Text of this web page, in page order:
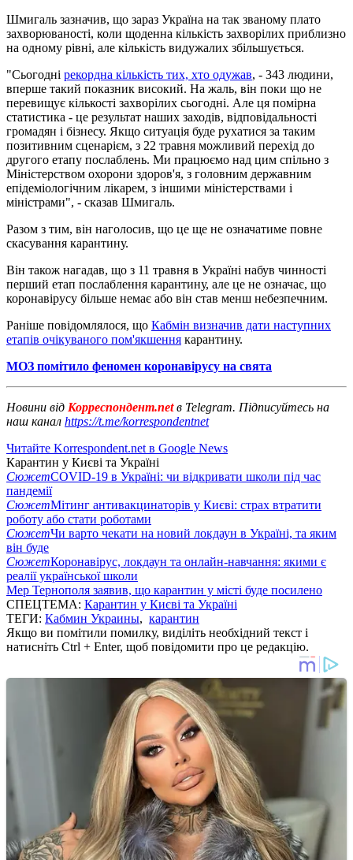
Шмигаль зазначив, що зараз Україна на так званому плато
захворюваності, коли щоденна кількість захворілих приблизно
на одному рівні, але кількість видужалих збільшується.
"Сьогодні рекордна кількість тих, хто одужав, - 343 людини,
вперше такий показник високий. На жаль, він поки що не
перевищує кількості захворілих сьогодні. Але ця помірна
статистика - це результат наших заходів, відповідальності
громадян і бізнесу. Якщо ситуація буде рухатися за таким
позитивним сценарієм, з 22 травня можливий перехід до
другого етапу послаблень. Ми працюємо над цим спільно з
Міністерством охорони здоров'я, з головним державним
епідеміологічним лікарем, з іншими міністерствами і
міністрами", - сказав Шмигаль.
Разом з тим, він наголосив, що це ще не означатиме повне
скасування карантину.
Він також нагадав, що з 11 травня в Україні набув чинності
перший етап послаблення карантину, але це не означає, що
коронавірусу більше немає або він став менш небезпечним.
Раніше повідомлялося, що Кабмін визначив дати наступних
етапів очікуваного пом'якшення карантину.
МОЗ помітило феномен коронавірусу на свята
Новини від Корреспондент.netв Telegram. Підписуйтесь на
наш канал https://t.me/korrespondentnet
Читайте Korrespondent.net в Google News
Карантин у Києві та Україні
СюжетCOVID-19 в Україні: чи відкривати школи під час
пандемії
СюжетМітинг антивакцинаторів у Києві: страх втратити
роботу або стати роботами
СюжетЧи варто чекати на новий локдаун в Україні, та яким
він буде
СюжетКоронавірус, локдаун та онлайн-навчання: якими є
реалії української школи
Мер Тернополя заявив, що карантин у місті буде посилено
СПЕЦТЕМА: Карантин у Києві та Україні
ТЕГИ: Кабмин Украины, карантин
Якщо ви помітили помилку, виділіть необхідний текст і
натисніть Ctrl + Enter, щоб повідомити про це редакцію.